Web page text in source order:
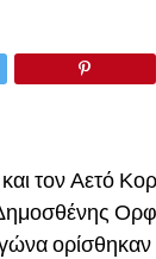
τον Αετό